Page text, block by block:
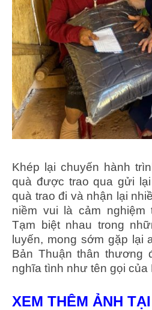
Khép lại chuyến hành
quà được trao qua gửi
quà trao đi và nhận lại
niềm vui là cảm nghiệm
Tạm biệt nhau trong
luyến, mong sớm gặp lại
Bản Thuận thân thương
nghĩa tình như tên gọi của
XEM THÊM ẢNH